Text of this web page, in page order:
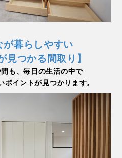
が暮らしやすい
見つかる間取り】
も、毎日の生活の中で
ポイントが見つかります。